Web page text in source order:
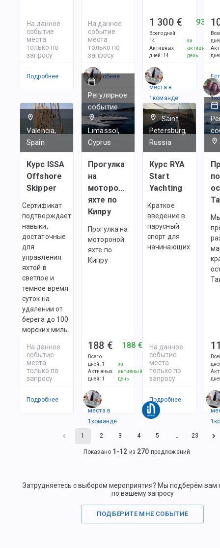
На данное
событие
места
только по
запросу
Подробнее
На данное
событие
места
только по
запросу
Подробнее
1 300 €
Всего дней:
14
Активных
дней: 14
93 €
за
активный
день
Есть
места в
1командe
1
Valencia,
Spain
Курс ISSA
Offshore
Skipper
Сертификат
подтверждает
навыки,
достаточные
для
управления
яхтой в
светлое и
темное время
суток на
удалении от
берега до 100
морских миль.
На данное
событие
места
только по
запросу
Подробнее
Регулярное
событие
Limassol,
Cyprus
Прогулка
на
мотороной
яхте по
Кипру
Прогулка на
мотороной
яхте по
Кипру
188 €
Всего
дней: 1
Активных
дней: 1
188 €
за
активный
день
Есть
места в
1командe
Saint
Petersburg,
Russia
Курс RYA
Start
Yachting
Краткое
введение в
парусный
спорт для
начинающих.
На данное
событие
места
только по
запросу
Подробнее
по
1
1 2 3 4 5 … 23
Показано 1 -12 из 270 предложений
Затрудняетесь с выбором мероприятия? Мы подберём вам
по вашему запросу
ПОДБЕРИТЕ МНЕ СОБЫТИЕ